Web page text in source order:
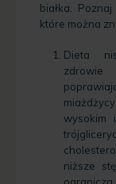
białka.
które można
Dieta
zdrowie
wysokim
niższe